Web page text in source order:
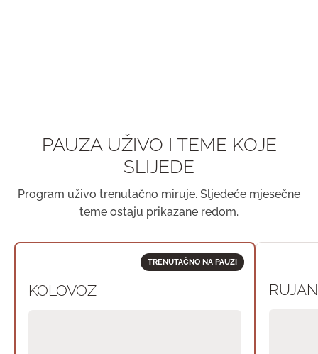
PAUZA UŽIVO I TEME KOJE
SLIJEDE
Program uživo trenutačno miruje. Sljedeće mjesečne
teme ostaju prikazane redom.
TRENUTAČNO NA PAUZI
KOLOVOZ RUJAN